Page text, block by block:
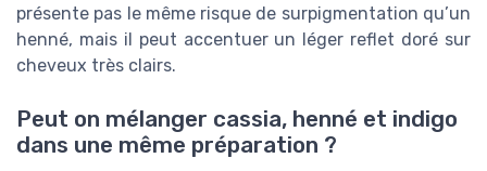
présente pas le même risque de surpigmentation qu’un
henné, mais il peut accentuer un léger reflet doré sur
cheveux très clairs.
Peut on mélanger cassia, henné et indigo
dans une même préparation ?